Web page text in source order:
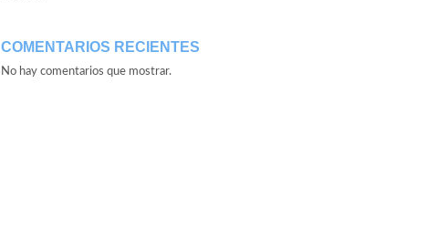
COMENTARIOS RECIENTES
No hay comentarios que mostrar.